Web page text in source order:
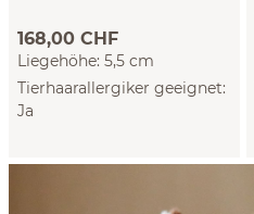
168,00 CHF
Liegehöhe: 5,5 cm
Tierhaarallergiker geeignet:
Ja